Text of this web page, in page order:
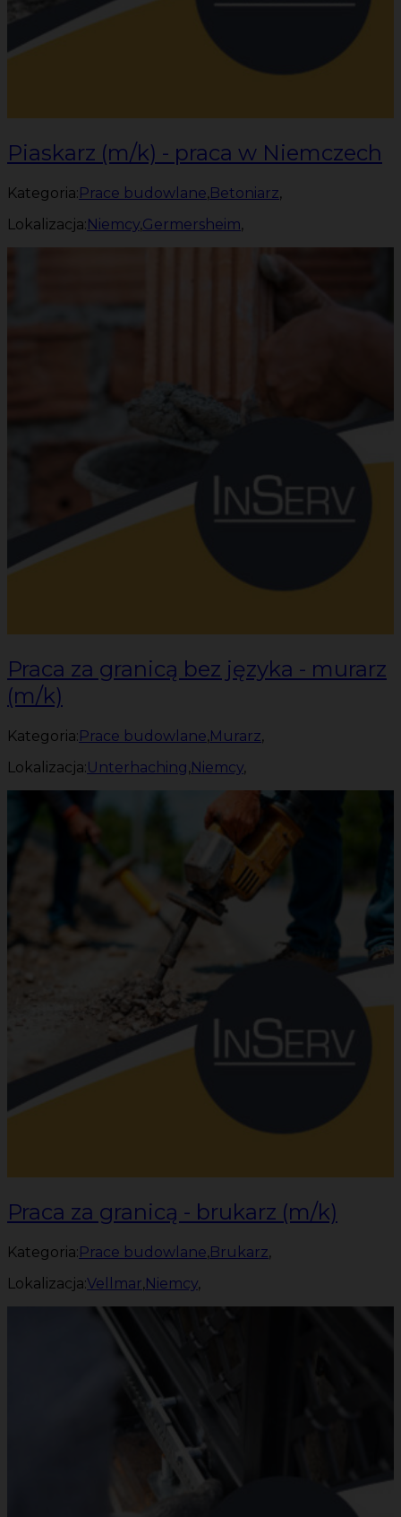
Piaskarz (m/k) - praca w Niemczech
Kategoria: Prace budowlane,Betoniarz,
Lokalizacja: Niemcy,Germersheim,
Praca za granicą bez języka - murarz
(m/k)
Kategoria:Prace budowlane,Murarz,
Lokalizacja:Unterhaching,Niemcy,
Praca za granicą - brukarz (m/k)
Kategoria:Prace budowlane,Brukarz,
Lokalizacja:Vellmar,Niemcy,